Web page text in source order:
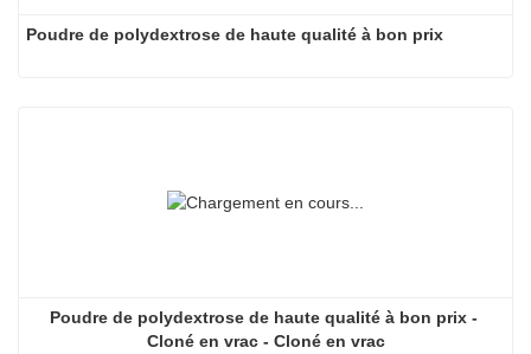
Poudre de polydextrose de haute qualité à bon prix
Poudre de polydextrose de haute qualité à bon prix -
Cloné en vrac - Cloné en vrac